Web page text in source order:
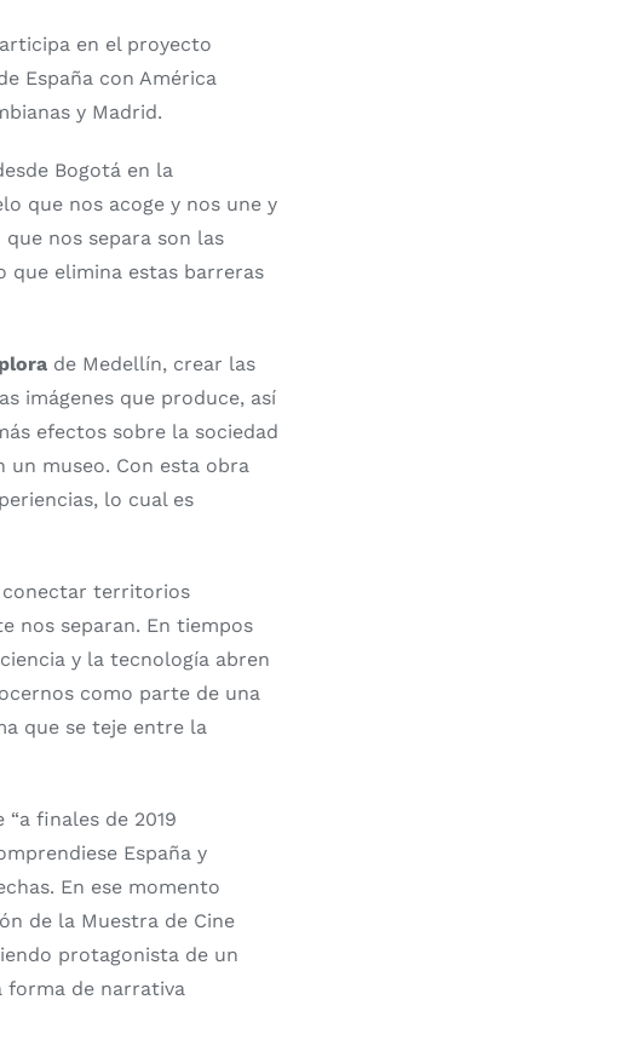
en el proyecto
España con América
y Madrid.
Bogotá en la
que nos acoge y nos une y
nos separa son las
que elimina estas barreras
de Medellín, crear las
imágenes que produce, así
efectos sobre la sociedad
un museo. Con esta obra
lo cual es
conectar territorios
nos separan. En tiempos
y la tecnología abren
como parte de una
que se teje entre la
finales de 2019
España y
En ese momento
de la Muestra de Cine
protagonista de un
forma de narrativa